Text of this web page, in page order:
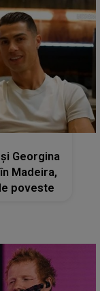
Georgina
Madeira,
poveste